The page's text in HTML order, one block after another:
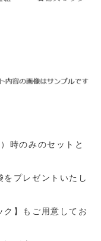
時のみのセットと
プレゼントいたし
】もご用意してお